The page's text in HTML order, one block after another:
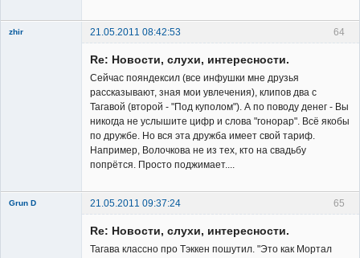
64
zhir
21.05.2011 08:42:53
Re: Новости, слухи, интересности.
Сейчас пояндексил (все инфушки мне друзья
рассказывают, зная мои увлечения), клипов два с
Тагавой (второй - "Под куполом"). А по поводу денег - Вы
никогда не услышите цифр и слова "гонорар". Всё якобы
по дружбе. Но вся эта дружба имеет свой тариф.
Например, Волочкова не из тех, кто на свадьбу
попрётся. Просто поджимает....
65
Grun D 21.05.2011 09:37:24
Re: Новости, слухи, интересности.
Тагава классно про Тэккен пошутил. "Это как Мортал